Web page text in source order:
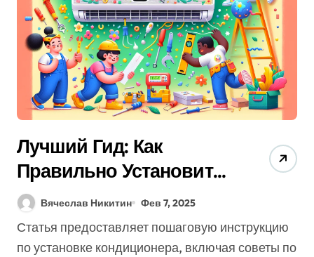
Лучший Гид: Как
Правильно Установить
Кондиционер
(Избегайте Этих
Ошибок)
Вячеслав Никитин Фев 7, 2025
Статья предоставляет пошаговую инструкцию
по установке кондиционера, включая советы по